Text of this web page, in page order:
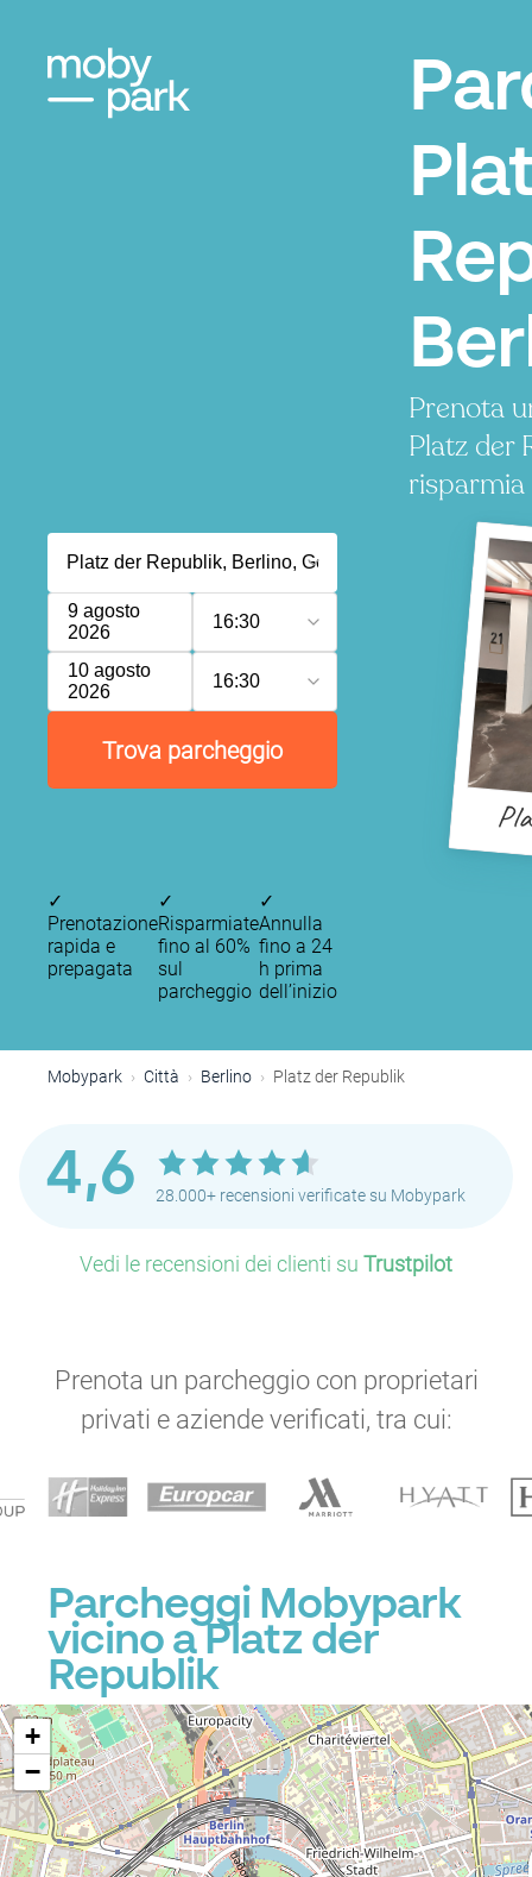
Prenota
Platz der
risparmia
9 agosto
2026
16:30
10 agosto
2026
16:30
Trova parcheggio
✓
Prenotazione
rapida e
prepagata
✓
Risparmiate
fino al 60%
sul
parcheggio
✓
Annulla
fino a 24
h prima
dell’inizio
Mobypark Città Berlino Platz der Republik
4,6 28.000+ recensioni verificate su Mobypark
Vedi le recensioni dei clienti su Trustpilot
Prenota un parcheggio con proprietari
privati e aziende verificati, tra cui:
Parcheggi Mobypark
vicino a Platz der
Republik
+
−